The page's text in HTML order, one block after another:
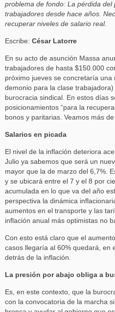
problema de fondo: La pérdida del
trabajadores desde hace años.
recuperar niveles de salario real.
Escribe: César Latorre
En su acto de asunción Massa
trabajadores de hasta $150.000
próximo jueves se concretaría una
demonio para la clase
burocracia sindical. En estos días
posicionamientos “para la
bonos y paritarias. Veamos más
Salarios en picada
El nivel de la inflación deteriora
Julio ya sabemos que será un
mayor que la de marzo del 6,7%.
y se ubicará entre el 7 y el 8 por
acumulada en lo que va del año
perspectiva la dinámica
aumentos en el transporte y las
inflación anual más optimistas no
Con esto está claro que el
casos llegaría al 60% quedará, en
detrás de la inflación.
La presión por abajo obliga a
Es, en este contexto, que la
con la convocatoria de la marcha